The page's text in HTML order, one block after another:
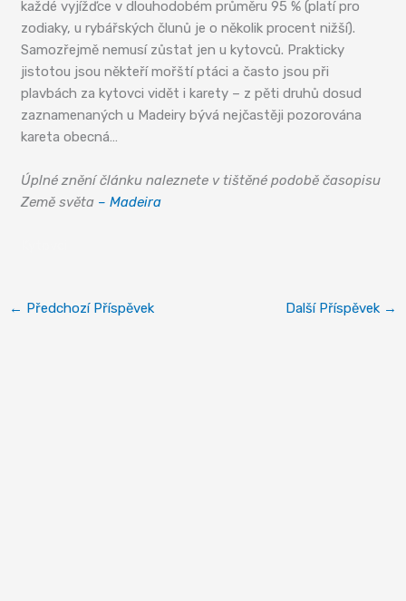
každé vyjížďce v dlouhodobém průměru 95 % (platí pro
zodiaky, u rybářských člunů je o několik procent nižší).
Samozřejmě nemusí zůstat jen u kytovců. Prakticky
jistotou jsou někteří mořští ptáci a často jsou při
plavbách za kytovci vidět i karety – z pěti druhů dosud
zaznamenaných u Madeiry bývá nejčastěji pozorována
kareta obecná…
Úplné znění článku naleznete v tištěné podobě časopisu
Země světa – Madeira
← Předchozí Příspěvek Další Příspěvek →